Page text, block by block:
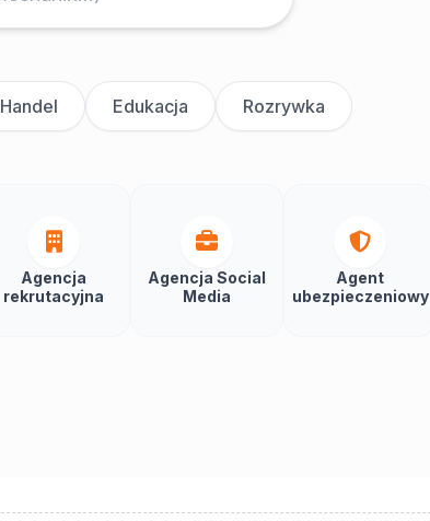
Handel Edukacja Rozrywka
Agencja
rekrutacyjna
Agencja Social
Media
Agent
ubezpieczeniowy